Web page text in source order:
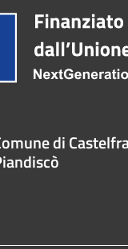
di